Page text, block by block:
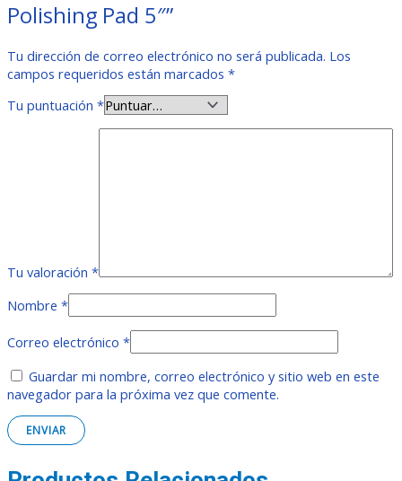
Polishing Pad 5″”
Tu dirección de correo electrónico no será publicada. Los
campos requeridos están marcados *
Tu puntuación *
Tu valoración *
Nombre *
Correo electrónico *
Guardar mi nombre, correo electrónico y sitio web en este
navegador para la próxima vez que comente.